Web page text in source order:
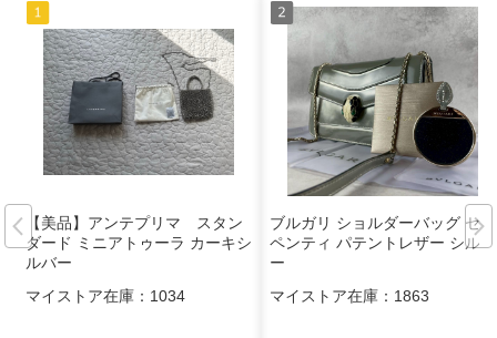
【美品】アンテプリマ スタン
ダード ミニアトゥーラ カーキシ
ルバー
マイストア在庫： 1034
ブルガリ ショルダーバッグ セル
ペンティ パテントレザー シルバ
ー
マイストア在庫： 1863